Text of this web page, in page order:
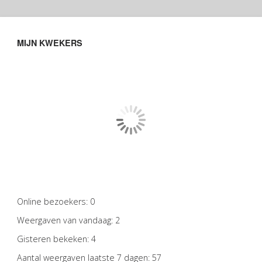
MIJN KWEKERS
Online bezoekers: 0
Weergaven van vandaag: 2
Gisteren bekeken: 4
Aantal weergaven laatste 7 dagen: 57